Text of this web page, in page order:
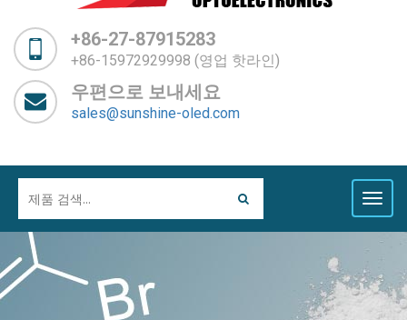
+86-27-87915283
+86-15972929998 (영업 핫라인)
우편으로 보내세요
sales@sunshine-oled.com